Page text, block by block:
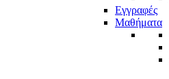
Εγγραφές
Μαθήματα